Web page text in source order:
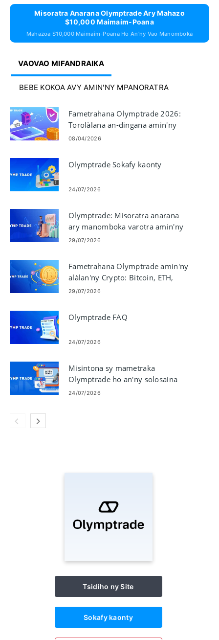
Misoratra Anarana Olymptrade Ary Mahazo
$10,000 Maimaim-Poana
Mahazoa $10,000 Maimaim-Poana Ho An'ny Vao Manomboka
VAOVAO MIFANDRAIKA
BEBE KOKOA AVY AMIN'NY MPANORATRA
Fametrahana Olymptrade 2026:
Torolàlana an-dingana amin'ny
fanampiana vola, sarany ary
08/04/2026
Olymptrade Sokafy kaonty
24/07/2026
Olymptrade: Misoratra anarana
ary manomboka varotra amin'ny
kaonty Demo
29/07/2026
Fametrahana Olymptrade amin'ny
alàlan'ny Crypto: Bitcoin, ETH,
USDT, Lunu
29/07/2026
Olymptrade FAQ
24/07/2026
Misintona sy mametraka
Olymptrade ho an'ny solosaina
finday/PC (Windows, macOS)
24/07/2026
Tsidiho ny Site
Sokafy kaonty